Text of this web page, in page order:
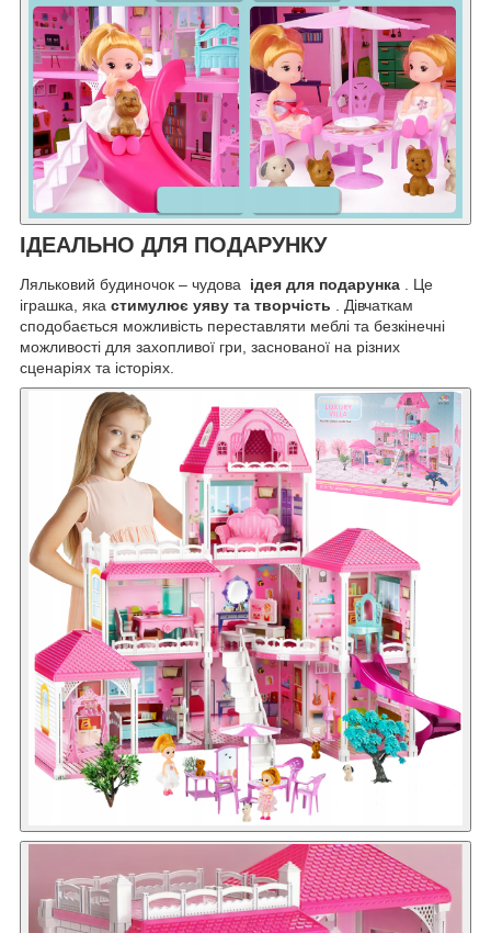
ІДЕАЛЬНО ДЛЯ ПОДАРУНКУ
Ляльковий будиночок – чудова ідея для подарунка . Це
іграшка, яка стимулює уяву та творчість . Дівчаткам
сподобається можливість переставляти меблі та безкінечні
можливості для захопливої ​​гри, заснованої на різних
сценаріях та історіях.